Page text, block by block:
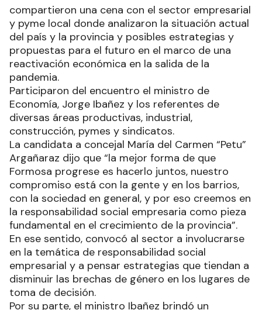
compartieron una cena con el sector empresarial
y pyme local donde analizaron la situación actual
del país y la provincia y posibles estrategias y
propuestas para el futuro en el marco de una
reactivación económica en la salida de la
pandemia.
Participaron del encuentro el ministro de
Economía, Jorge Ibañez y los referentes de
diversas áreas productivas, industrial,
construcción, pymes y sindicatos.
La candidata a concejal María del Carmen “Petu”
Argañaraz dijo que “la mejor forma de que
Formosa progrese es hacerlo juntos, nuestro
compromiso está con la gente y en los barrios,
con la sociedad en general, y por eso creemos en
la responsabilidad social empresaria como pieza
fundamental en el crecimiento de la provincia”.
En ese sentido, convocó al sector a involucrarse
en la temática de responsabilidad social
empresarial y a pensar estrategias que tiendan a
disminuir las brechas de género en los lugares de
toma de decisión.
Por su parte, el ministro Ibañez brindó un